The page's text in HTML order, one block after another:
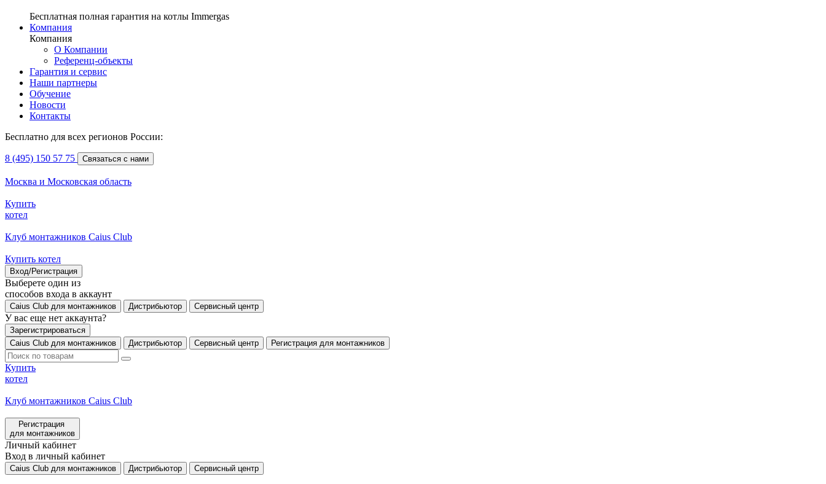
Бесплатная полная гарантия на котлы Immergas
Компания
Компания
О Компании
Референц-объекты
Гарантия и сервис
Наши партнеры
Обучение
Новости
Контакты
Бесплатно для всех регионов России:
8 (495) 150 57 75 Связаться с нами
Москва и Московская область
Купить
котел
Клуб монтажников Caius Club
Купить котел
Вход/Регистрация
Выберете один из
способов входа в аккаунт
Caius Club для монтажников Дистрибьютор Сервисный центр
У вас еще нет аккаунта?
Зарегистрироваться
Caius Club для монтажников
Дистрибьютор Сервисный центр Регистрация для монтажников
Купить
котел
Клуб монтажников Caius Club
Регистрация
для монтажников
Личный кабинет
Вход в личный кабинет
Caius Club для монтажников Дистрибьютор Сервисный центр